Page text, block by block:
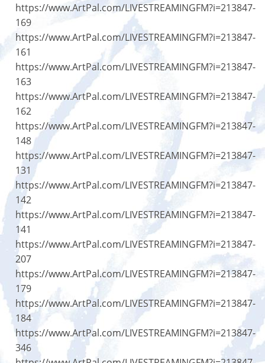
https://www.ArtPal.com/LIVESTREAMINGFM?i=213847-
169
https://www.ArtPal.com/LIVESTREAMINGFM?i=213847-
161
https://www.ArtPal.com/LIVESTREAMINGFM?i=213847-
163
https://www.ArtPal.com/LIVESTREAMINGFM?i=213847-
162
https://www.ArtPal.com/LIVESTREAMINGFM?i=213847-
148
https://www.ArtPal.com/LIVESTREAMINGFM?i=213847-
131
https://www.ArtPal.com/LIVESTREAMINGFM?i=213847-
142
https://www.ArtPal.com/LIVESTREAMINGFM?i=213847-
141
https://www.ArtPal.com/LIVESTREAMINGFM?i=213847-
207
https://www.ArtPal.com/LIVESTREAMINGFM?i=213847-
179
https://www.ArtPal.com/LIVESTREAMINGFM?i=213847-
184
https://www.ArtPal.com/LIVESTREAMINGFM?i=213847-
346